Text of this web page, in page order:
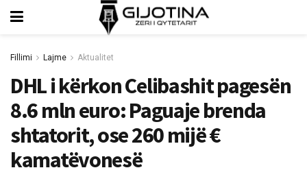
Fillimi Lajme Aktualitet
DHL i kërkon Celibashit pagesën
8.6 mln euro: Paguaje brenda
shtatorit, ose 260 mijë €
kamatëvonesë